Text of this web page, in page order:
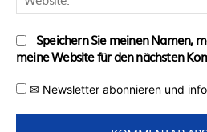
Speichern Sie meinen Namen,
meine Website für den nächsten
✉ Newsletter abonnieren und